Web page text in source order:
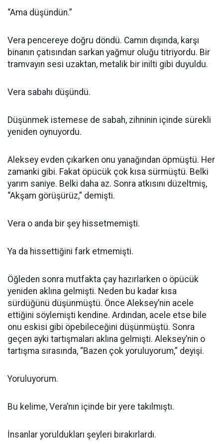
“Ama düşündün.”
Vera pencereye doğru döndü. Camın dışında, karşı
binanın çatısından sarkan yağmur oluğu titriyordu. Bir
tramvayın sesi uzaktan, metalik bir inilti gibi duyuldu.
Vera sabahı düşündü.
Düşünmek istemese de sabah, zihninin içinde sürekli
yeniden oynuyordu.
Aleksey evden çıkarken onu yanağından öpmüştü. Her
zamanki gibi. Fakat öpücük çok kısa sürmüştü. Belki
yarım saniye. Belki daha az. Sonra atkısını düzeltmiş,
“Akşam görüşürüz,” demişti.
Vera o anda bir şey hissetmemişti.
Ya da hissettiğini fark etmemişti.
Öğleden sonra mutfakta çay hazırlarken o öpücük
yeniden aklına gelmişti. Neden bu kadar kısa
sürdüğünü düşünmüştü. Önce Aleksey’nin acele
ettiğini söylemişti kendine. Ardından, acele etse bile
onu eskisi gibi öpebileceğini düşünmüştü. Sonra
geçen ayki tartışmaları aklına gelmişti. Aleksey’nin o
tartışma sırasında, “Bazen çok yoruluyorum,” deyişi.
Yoruluyorum.
Bu kelime, Vera’nın içinde bir yere takılmıştı.
İnsanlar yoruldukları şeyleri bırakırlardı.